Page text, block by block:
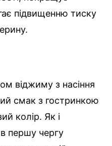
підвищенню тиску
віджиму з насіння
смак з гостринкою
колір. Як і
першу чергу